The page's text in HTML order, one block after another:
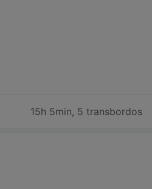
15h 5min, 5 transbordos